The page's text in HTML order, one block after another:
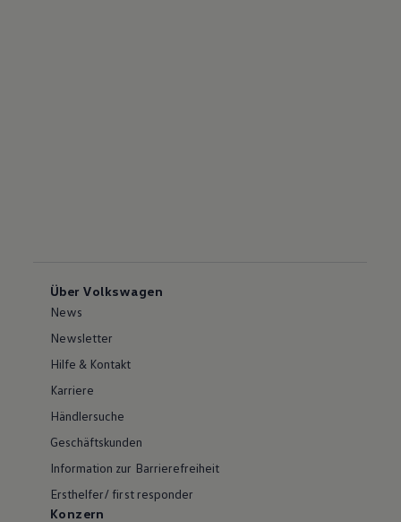
Über Volkswagen
News
Newsletter
Hilfe & Kontakt
Karriere
Händlersuche
Geschäftskunden
Information zur Barrierefreiheit
Ersthelfer/ first responder
Konzern